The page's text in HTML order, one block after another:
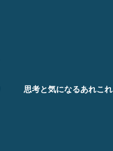
思考と気になるあれこれ